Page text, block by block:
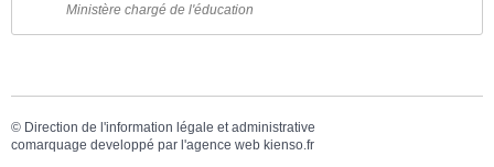
Ministère chargé de l'éducation
© Direction de l'information légale et administrative
comarquage developpé par l'agence web kienso.fr